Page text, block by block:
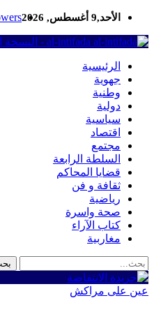
الأحد,9 أغسطس, 2026
al-intifada - النسخة الإلكترونية لجريدة الانتفاضة
الرئيسية
جهوية
وطنية
دولية
سياسية
اقتصاد
مجتمع
السلطة الرابعة
قضايا المحاكم
ثقافة و فن
رياضية
صحة واسرة
كتاب الآراء
مغاربية
عين على مراكش